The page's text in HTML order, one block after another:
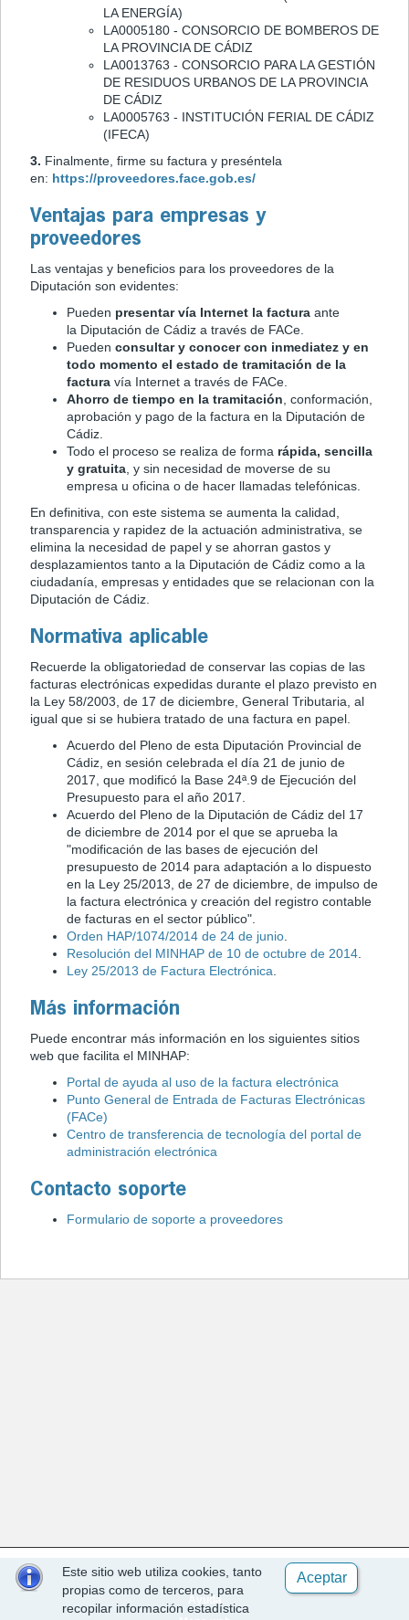
LA ENERGÍA)
LA0005180 - CONSORCIO DE BOMBEROS DE
LA PROVINCIA DE CÁDIZ
LA0013763 - CONSORCIO PARA LA GESTIÓN
DE RESIDUOS URBANOS DE LA PROVINCIA
DE CÁDIZ
LA0005763 - INSTITUCIÓN FERIAL DE CÁDIZ
(IFECA)
3. Finalmente, firme su factura y preséntela
en: https://proveedores.face.gob.es/
Ventajas para empresas y
proveedores
Las ventajas y beneficios para los proveedores de la
Diputación son evidentes:
Pueden presentar vía Internet la factura ante
la Diputación de Cádiz a través de FACe.
Pueden consultar y conocer con inmediatez y en
todo momento el estado de tramitación de la
factura vía Internet a través de FACe.
Ahorro de tiempo en la tramitación, conformación,
aprobación y pago de la factura en la Diputación de
Cádiz.
Todo el proceso se realiza de forma rápida, sencilla
y gratuita, y sin necesidad de moverse de su
empresa u oficina o de hacer llamadas telefónicas.
En definitiva, con este sistema se aumenta la calidad,
transparencia y rapidez de la actuación administrativa, se
elimina la necesidad de papel y se ahorran gastos y
desplazamientos tanto a la Diputación de Cádiz como a la
ciudadanía, empresas y entidades que se relacionan con la
Diputación de Cádiz.
Normativa aplicable
Recuerde la obligatoriedad de conservar las copias de las
facturas electrónicas expedidas durante el plazo previsto en
la Ley 58/2003, de 17 de diciembre, General Tributaria, al
igual que si se hubiera tratado de una factura en papel.
Acuerdo del Pleno de esta Diputación Provincial de
Cádiz, en sesión celebrada el día 21 de junio de
2017, que modificó la Base 24ª.9 de Ejecución del
Presupuesto para el año 2017.
Acuerdo del Pleno de la Diputación de Cádiz del 17
de diciembre de 2014 por el que se aprueba la
"modificación de las bases de ejecución del
presupuesto de 2014 para adaptación a lo dispuesto
en la Ley 25/2013, de 27 de diciembre, de impulso de
la factura electrónica y creación del registro contable
de facturas en el sector público".
Orden HAP/1074/2014 de 24 de junio.
Resolución del MINHAP de 10 de octubre de 2014.
Ley 25/2013 de Factura Electrónica.
Más información
Puede encontrar más información en los siguientes sitios
web que facilita el MINHAP:
Portal de ayuda al uso de la factura electrónica
Punto General de Entrada de Facturas Electrónicas
(FACe)
Centro de transferencia de tecnología del portal de
administración electrónica
Contacto soporte
Formulario de soporte a proveedores
Aceptar
Este sitio web utiliza cookies, tanto
propias como de terceros, para
recopilar información estadística
Ayuda